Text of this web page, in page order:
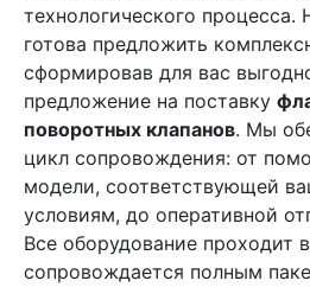
технологического
готова предложить
сформировав для вас
предложение на поставку
поворотных клапанов. Мы
цикл сопровождения: от
модели, соответствующей
условиям, до оперативной
Все оборудование проходит
сопровождается полным